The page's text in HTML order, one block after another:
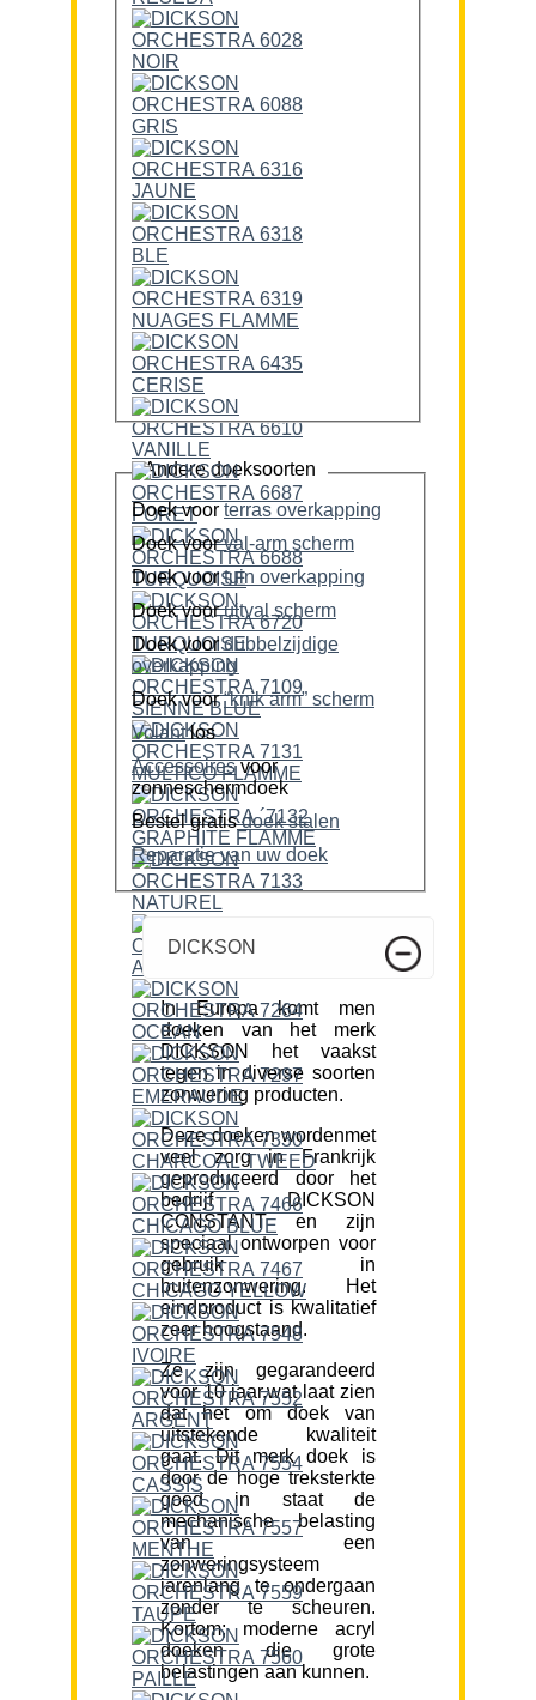
Andere doeksoorten
Doek voor terras overkapping
Doek voor
val-arm scherm
Doek voor
tuin overkapping
Doek voor
uitval scherm
Doek voordubbelzijdige
overkapping
Doek voor
“knik arm” scherm
Volantlos
Accessoiresvoor
zonneschermdoek
Bestel gratis doek stalen
Reparatie van uw doek
DICKSON
In Europa komt men
doeken van het merk
DICKSON het vaakst
tegen in diverse soorten
zonwering producten.
Deze doeken wordenmet
veel zorg in Frankrijk
geproduceerd door het
bedrijf DICKSON
CONSTANT en zijn
speciaal ontworpen voor
gebruik in
buitenzonwering. Het
eindproduct is kwalitatief
zeer hoogstaand.
Ze zijn gegarandeerd
voor 10 jaar,wat laat zien
dat het om doek van
uitstekende kwaliteit
gaat. Dit merk doek is
door de hoge treksterkte
goed in staat de
mechanische belasting
van een
zonweringsysteem
jarenlang te ondergaan
zonder te scheuren.
Kortom; moderne acryl
doeken die grote
belastingen aan kunnen.